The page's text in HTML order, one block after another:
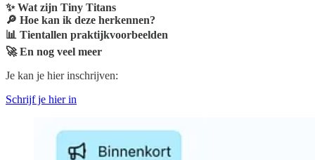
✨ Wat zijn Tiny Titans
🔎 Hoe kan ik deze herkennen?
📊 Tientallen praktijkvoorbeelden
🚀 En nog veel meer
Je kan je hier inschrijven:
Schrijf je hier in